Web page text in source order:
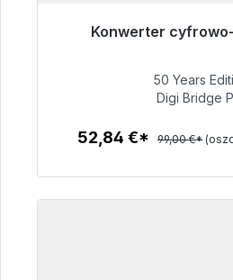
Konwerter
Gotowy do
52,84 €
50 Years
Digi Bridge
52,84 €* 99,00 €*